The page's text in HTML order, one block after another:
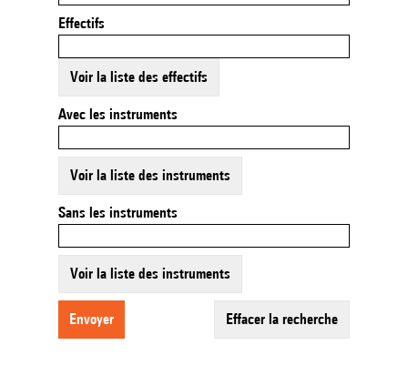
Effectifs
Voir la liste des effectifs
Avec les instruments
Voir la liste des instruments
Sans les instruments
Voir la liste des instruments
envoyer effacer la recherche